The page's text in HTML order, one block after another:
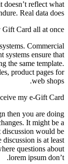
doesn’t reflect what
Real data does.
Card all at once?
Commercial
systems ensure that
the same template.
product pages for
web shops.
my e-Gift Card?
then you are doing
It might be a
would be
is at least
questions about
lorem ipsum don’t.